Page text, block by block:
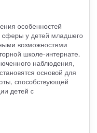
особенностей
сферы у детей младшего
возможностями
школе-интернате.
наблюдения,
основой для
способствующей
детей с